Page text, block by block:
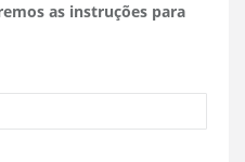
as instruções para